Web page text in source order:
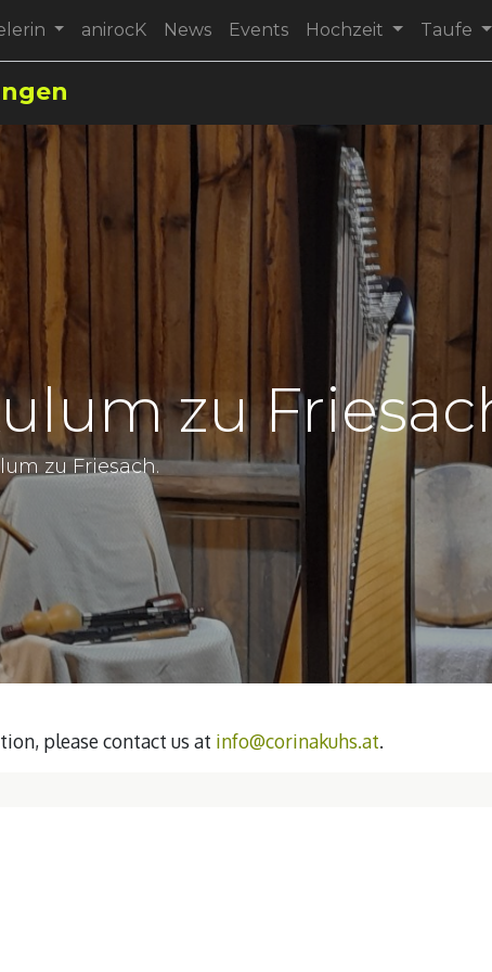
anirocK News Events Hochzeit Taufe
zu
zu Friesach.
please contact us at info@corinakuhs.at.